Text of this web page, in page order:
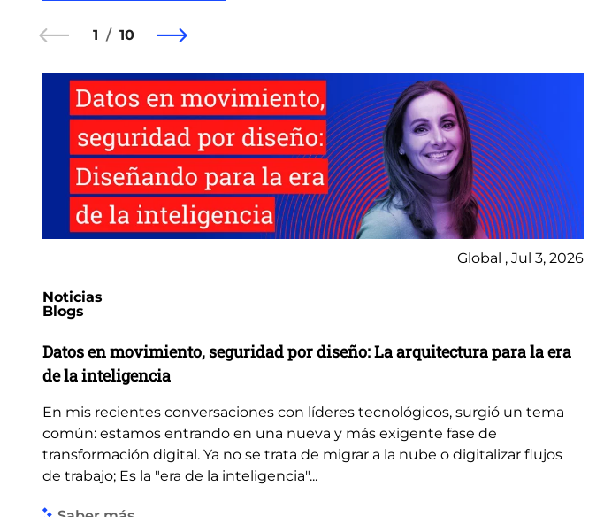
1 10
Global , Jul 3, 2026
Noticias
Blogs
Datos en movimiento, seguridad por diseño: La arquitectura para la era
de la inteligencia
En mis recientes conversaciones con líderes tecnológicos, surgió un tema
común: estamos entrando en una nueva y más exigente fase de
transformación digital. Ya no se trata de migrar a la nube o digitalizar flujos
de trabajo; Es la "era de la inteligencia"...